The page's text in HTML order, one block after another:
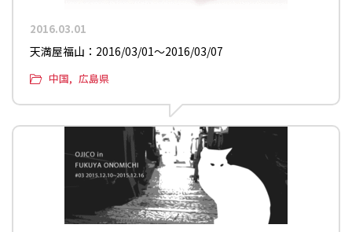
2016.03.01
天満屋福山：2016/03/01〜2016/03/07
中国 広島県